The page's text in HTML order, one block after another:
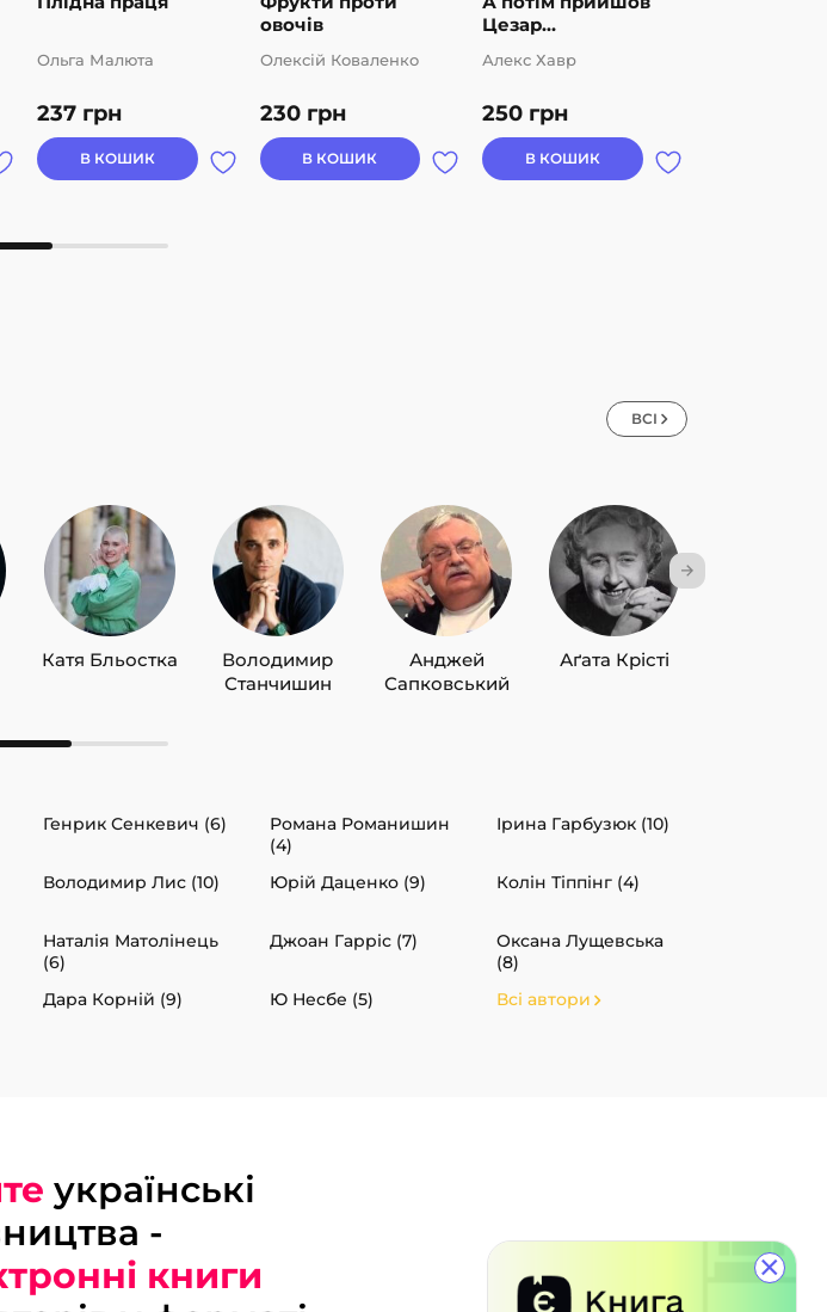
×
237 грн
Ольга Малюта
В КОШИК
овочів
230 грн
Олексій Коваленко
В КОШИК
Цезар…
250 грн
Алекс Хавр
В КОШИК
ВСІ
Катя Бльостка
Володимир
Станчишин
Анджей
Сапковський
Аґата Крісті
Генрик Сенкевич (6)
Романа Романишин
(4)
Ірина Гарбузюк (10)
Володимир Лис (10) Юрій Даценко (9) Колін Тіппінг (4)
Наталія Матолінець
(6)
Джоан Гарріс (7)
Оксана Лущевська
(8)
Дара Корній (9) Ю Несбе (5) Всі автори
українські
-
книги